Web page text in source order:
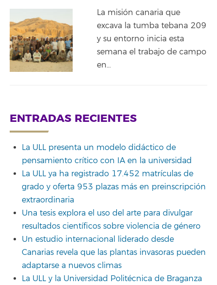
La misión canaria que
excava la tumba tebana 209
y su entorno inicia esta
semana el trabajo de campo
en…
ENTRADAS RECIENTES
La ULL presenta un modelo didáctico de
pensamiento crítico con IA en la universidad
La ULL ya ha registrado 17.452 matrículas de
grado y oferta 953 plazas más en preinscripción
extraordinaria
Una tesis explora el uso del arte para divulgar
resultados científicos sobre violencia de género
Un estudio internacional liderado desde
Canarias revela que las plantas invasoras pueden
adaptarse a nuevos climas
La ULL y la Universidad Politécnica de Braganza